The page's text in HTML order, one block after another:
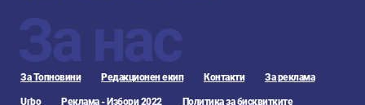
За нас
За Топновини Редакционен екип Контакти За реклама
Urbo Реклама - Избори 2022 Политика за бисквитките